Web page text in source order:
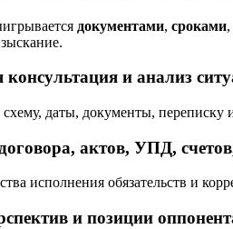
документами, сроками,
и анализ
даты, документы, переписку
актов, УПД,
исполнения обязательств и
и позиции